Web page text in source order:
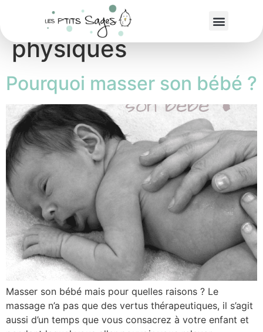
Étiquette :
tensions
physiques
Pourquoi masser son bébé ?
Masser son bébé mais pour quelles raisons ? Le
massage n’a pas que des vertus thérapeutiques, il s’agit
aussi d’un temps que vous consacrez à votre enfant et